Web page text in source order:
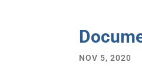
NOV 5, 2020